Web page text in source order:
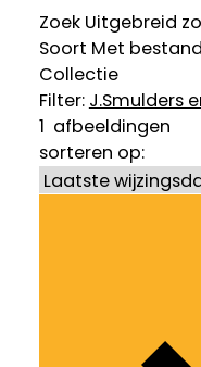
Zoek Uitgebreid
Soort Met bestand
Collectie
Filter: J.Smulders
1 afbeeldingen
sorteren op: